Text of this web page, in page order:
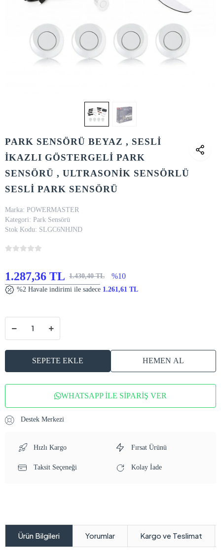
PARK SENSÖRÜ BEYAZ , SESLİ
İKAZLI GÖSTERGELİ PARK
SENSÖRÜ , ULTRASONİK SENSÖRLÜ
SESLİ PARK SENSÖRÜ
Marka: POWERMASTER
Kategori: Park Sensörü
Stok Kodu: SLGC6NHJND
1.287,36 TL 1.430,40 TL %10
%2 Havale indirimi ile sadece 1.261,61 TL
SEPETE EKLE HEMEN AL
WHATSAPP İLE SİPARİŞ VER
Destek Merkezi
Hızlı Kargo Fırsat Ürünü
Taksit Seçeneği Kolay İade
Ürün Bilgileri Yorumlar Kargo ve Teslimat